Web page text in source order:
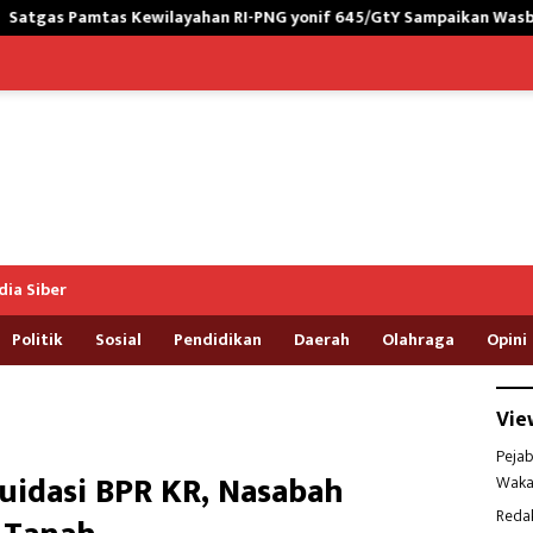
RI-PNG yonif 645/GtY Sampaikan Wasbang kepada Siswa SDN
Siber
Politik Sosial Pendidikan Daerah Olahraga Opini
BPR KR, Nasabah